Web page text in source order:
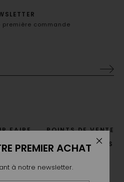
première commande
FAIRE
POINTS DE VENTE
GUIDE DES TAILLES
PREMIER ACHAT
à notre newsletter.